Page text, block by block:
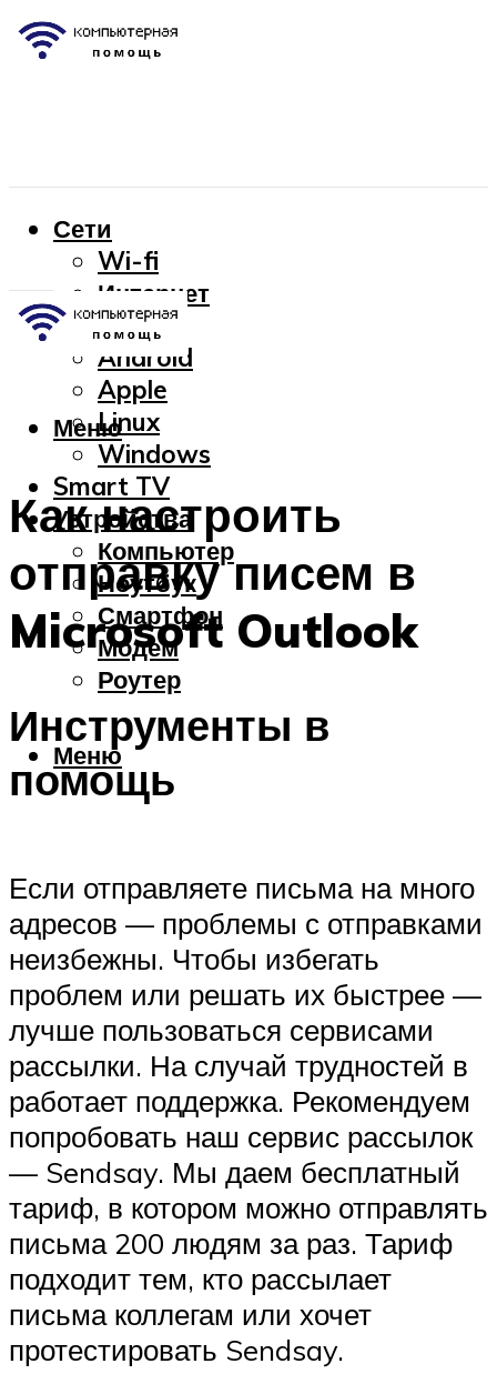
Сети
Wi-fi
Интернет
OC
Android
Apple
Linux
Windows
Smart TV
Устройства
Компьютер
Ноутбук
Смартфон
Модем
Роутер
Меню
Меню
Как настроить
отправку писем в
Microsoft Outlook
Инструменты в
помощь
Если отправляете письма на много
адресов — проблемы с отправками
неизбежны. Чтобы избегать
проблем или решать их быстрее —
лучше пользоваться сервисами
рассылки. На случай трудностей в
работает поддержка. Рекомендуем
попробовать наш сервис рассылок
— Sendsay. Мы даем бесплатный
тариф, в котором можно отправлять
письма 200 людям за раз. Тариф
подходит тем, кто рассылает
письма коллегам или хочет
протестировать Sendsay.